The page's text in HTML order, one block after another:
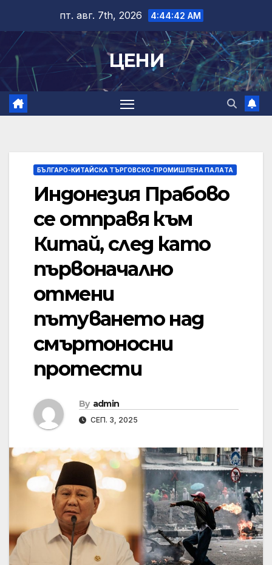
content
пт. авг. 7th, 2026 4:44:43 AM
ЦЕНИ
БЪЛГАРО-КИТАЙСКА ТЪРГОВСКО-ПРОМИШЛЕНА ПАЛAТА
Индонезия Прабово
се отправя към
Китай, след като
първоначално
отмени
пътуването над
смъртоносни
протести
By admin
СЕП. 3, 2025